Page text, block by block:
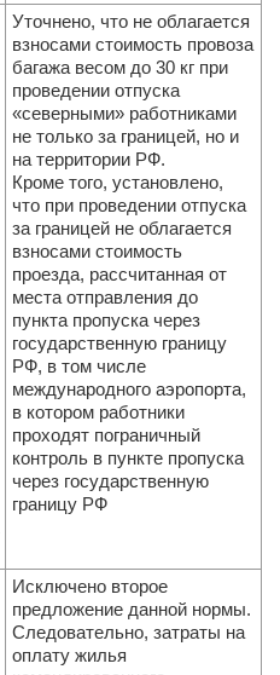
Уточнено, что не облагается
взносами стоимость провоза
багажа весом до 30 кг при
проведении отпуска
«северными» работниками
не только за границей, но и
на территории РФ.
Кроме того, установлено,
что при проведении отпуска
за границей не облагается
взносами стоимость
проезда, рассчитанная от
места отправления до
пункта пропуска через
государственную границу
РФ, в том числе
международного аэропорта,
в котором работники
проходят пограничный
контроль в пункте пропуска
через государственную
границу РФ
Исключено второе
предложение данной нормы.
Следовательно, затраты на
оплату жилья